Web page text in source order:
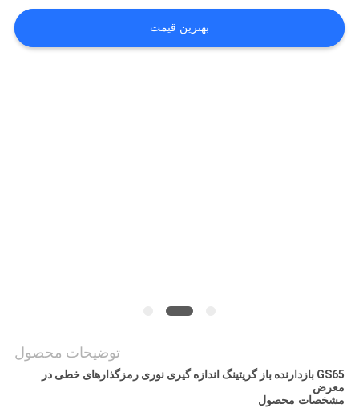
پرونده
بهترین قیمت
توضیحات محصول
GS65 بازدارنده باز گریتینگ اندازه گیری نوری رمزگذارهای خطی در
معرض
مشخصات محصول